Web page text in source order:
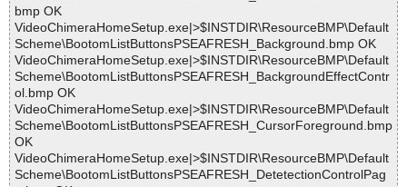
bmp OK
VideoChimeraHomeSetup.exe|>$INSTDIR\ResourceBMP\Default
Scheme\BootomListButtonsPSEAFRESH_Background.bmp OK
VideoChimeraHomeSetup.exe|>$INSTDIR\ResourceBMP\Default
Scheme\BootomListButtonsPSEAFRESH_BackgroundEffectContr
ol.bmp OK
VideoChimeraHomeSetup.exe|>$INSTDIR\ResourceBMP\Default
Scheme\BootomListButtonsPSEAFRESH_CursorForeground.bmp
OK
VideoChimeraHomeSetup.exe|>$INSTDIR\ResourceBMP\Default
Scheme\BootomListButtonsPSEAFRESH_DetetectionControlPag